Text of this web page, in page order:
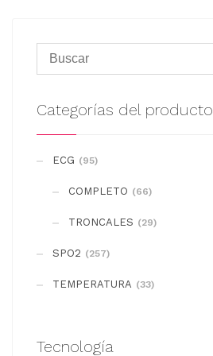
Categorías del producto
ECG (95)
COMPLETO (66)
TRONCALES (29)
SPO2 (257)
TEMPERATURA (33)
Tecnología